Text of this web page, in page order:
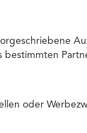
oder